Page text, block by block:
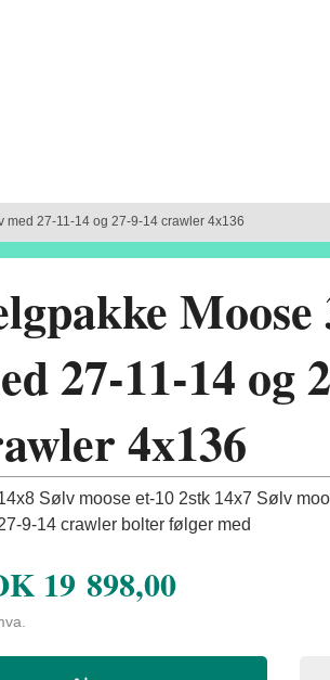
med 27-11-14 og 27-9-14 crawler 4x136
Moose
27-11-14 og
4x136
Sølv moose et-10 2stk 14x7 Sølv
9-14 crawler bolter følger med
19 898,00